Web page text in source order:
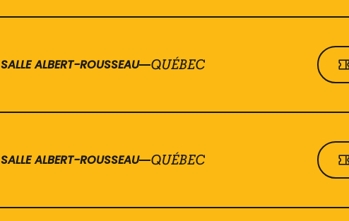
SALLE ALBERT-ROUSSEAU QUÉBEC
SALLE ALBERT-ROUSSEAU QUÉBEC